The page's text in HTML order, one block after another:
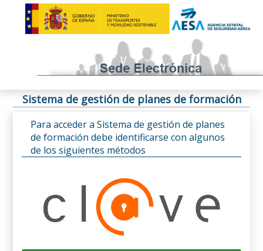
Sistema de gestión de planes de formación
Para acceder a Sistema de gestión de planes
de formación debe identificarse con algunos
de los siguientes métodos